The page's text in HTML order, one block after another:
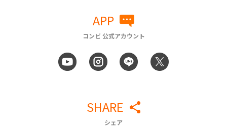
APP
コンビ 公式アカウント
SHARE
シェア